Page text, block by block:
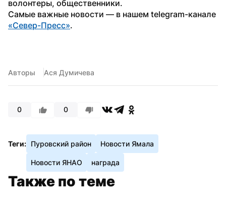
волонтеры, общественники.
«Север-Пресс».
Авторы Ася Думичева
0 0
Теги: Пуровский район Новости Ямала
Новости ЯНАО награда
Также по теме